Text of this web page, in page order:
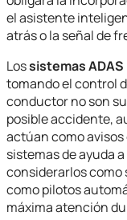
el asistente
atrás o la señal de
Lossistemas ADAS
tomando el control
conductor no son
posible accidente,
actúan como avisos
sistemas de ayuda
considerarlos como
como pilotos
máxima atención